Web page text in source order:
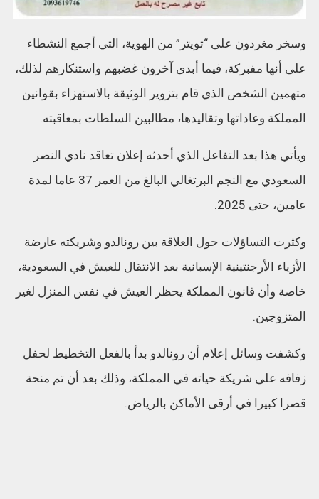
وسخر مغردون على “تويتر” من الهوية، التي أجمع النشطاء
على أنها مفبركة، فيما أبدى آخرون غضبهم واستنكارهم لذلك،
متهمين الشخص الذي قام بتزوير الوثيقة بالاستهزاء بقوانين
المملكة وعاداتها وتقاليدها، مطالبين السلطات بمعاقبته.
ويأتي هذا بعد التفاعل الذي أحدثه إعلان تعاقد نادي النصر
السعودي مع النجم البرتغالي البالغ من العمر 37 عاما لمدة
عامين، حتى 2025.
وكثرت التساؤلات حول العلاقة بين رونالدو وشريكته عارضة
الأزياء الأرجنتينية الإسبانية بعد الانتقال للعيش في السعودية،
خاصة وأن قانون المملكة يحظر العيش في نفس المنزل لغير
المتزوجين.
وكشفت وسائل إعلام أن رونالدو بدأ بالفعل التخطيط لحفل
زفافه على شريكة حياته في المملكة، وذلك بعد أن تم منحة
قصرا كبيرا في أرقى الأماكن بالرياض.